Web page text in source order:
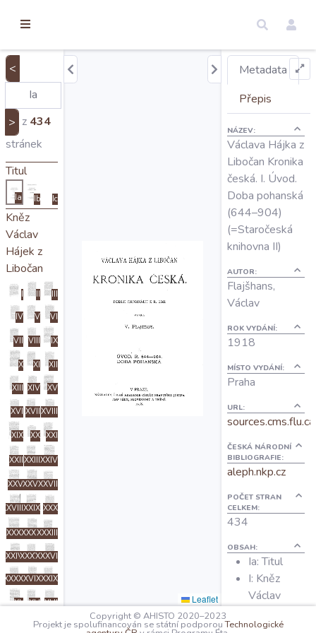
Úvod
Edice
Regesty
Mapy
O projektu
Autoři
Nápověda
<
> z 434
stránek
Titul
Ia Ib Ic
Kněz
Václav
Hájek z
Libočan
I II III
IV V VI
VII VIII IX
X XI XII
XIII XIV XV
XVI XVIIXVIII
XIX XX XXI
XXIIXXIIIXXIV
XXVXXVIXXVII
XXVIIIXXIX XXX
XXXIXXXIIXXXIII
XXXIVXXXVXXXVI
XXXVIIIXXXIX
XL XLI XLII
XLIV XLV
Leaflet
Metadata
Přepis
NÁZEV:
Václava Hájka z
Libočan Kronika
česká. I. Úvod.
Doba pohanská
(644–904)
(=Staročeská
knihovna II)
AUTOR:
Flajšhans,
Václav
ROK VYDÁNÍ:
1918
MÍSTO VYDÁNÍ:
Praha
URL:
ČESKÁ NÁRODNÍ
BIBLIOGRAFIE:
aleph.nkp.cz
POČET STRAN
CELKEM:
434
OBSAH:
Ia: Titul
I: Kněz
Václav
Libočan
Copyright © AHISTO 2020–2023
Projekt je spolufinancován se státní podporouTechnologické